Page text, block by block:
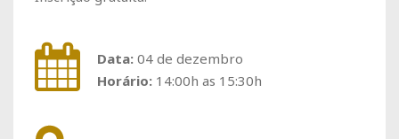
Data: 04 de dezembro
Horário: 14:00h as 15:30h